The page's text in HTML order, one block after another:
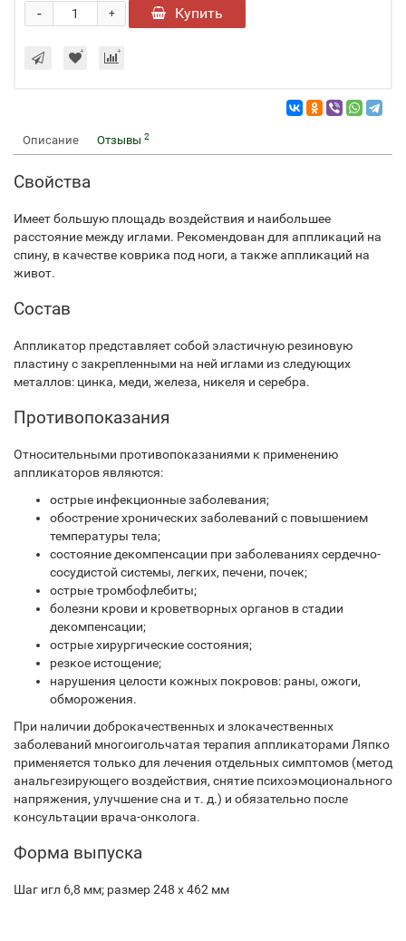
+
- Купить
Описание Отзывы 2
Свойства
Имеет большую площадь воздействия и наибольшее
расстояние между иглами. Рекомендован для аппликаций на
спину, в качестве коврика под ноги, а также аппликаций на
живот.
Состав
Аппликатор представляет собой эластичную резиновую
пластину с закрепленными на ней иглами из следующих
металлов: цинка, меди, железа, никеля и серебра.
Противопоказания
Относительными противопоказаниями к применению
аппликаторов являются:
острые инфекционные заболевания;
обострение хронических заболеваний с повышением
температуры тела;
состояние декомпенсации при заболеваниях сердечно-
сосудистой системы, легких, печени, почек;
острые тромбофлебиты;
болезни крови и кроветворных органов в стадии
декомпенсации;
острые хирургические состояния;
резкое истощение;
нарушения целости кожных покровов: раны, ожоги,
обморожения.
При наличии доброкачественных и злокачественных
заболеваний многоигольчатая терапия аппликаторами Ляпко
применяется только для лечения отдельных симптомов (метод
анальгезирующего воздействия, снятие психоэмоционального
напряжения, улучшение сна и т. д.) и обязательно после
консультации врача-онколога.
Форма выпуска
Шаг игл 6,8 мм; размер 248 х 462 мм